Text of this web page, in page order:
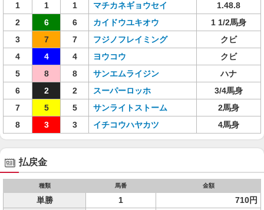
1 1 1 マチカネギョウセイ
1.48.8
2
6 6 カイドウユキオウ
1 1/2馬身
3
7 7 フジノフレイミング
クビ
4
4 4 ヨウコウ
クビ
5
8 8 サンエムライジン
ハナ
6
2 2 スーパーロッホ
3/4馬身
7
5 5 サンライトストーム
2馬身
8
3 3 イチコウハヤカツ 4馬身
払戻金
種類 馬番 金額
単勝 1 710円